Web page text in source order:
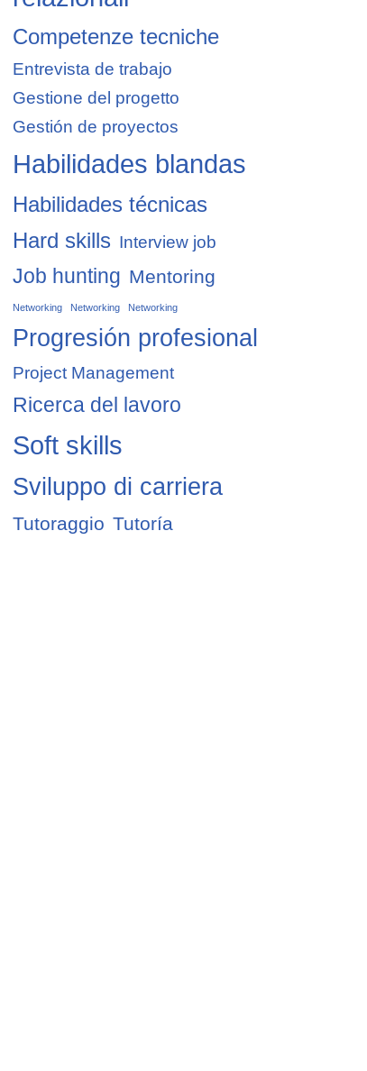
Competenze tecniche
Entrevista de trabajo
Gestione del progetto
Gestión de proyectos
Habilidades blandas
Habilidades técnicas
Hard skills Interview job
Job hunting Mentoring
Networking Networking Networking
Progresión profesional
Project Management
Ricerca del lavoro
Soft skills
Sviluppo di carriera
Tutoraggio Tutoría